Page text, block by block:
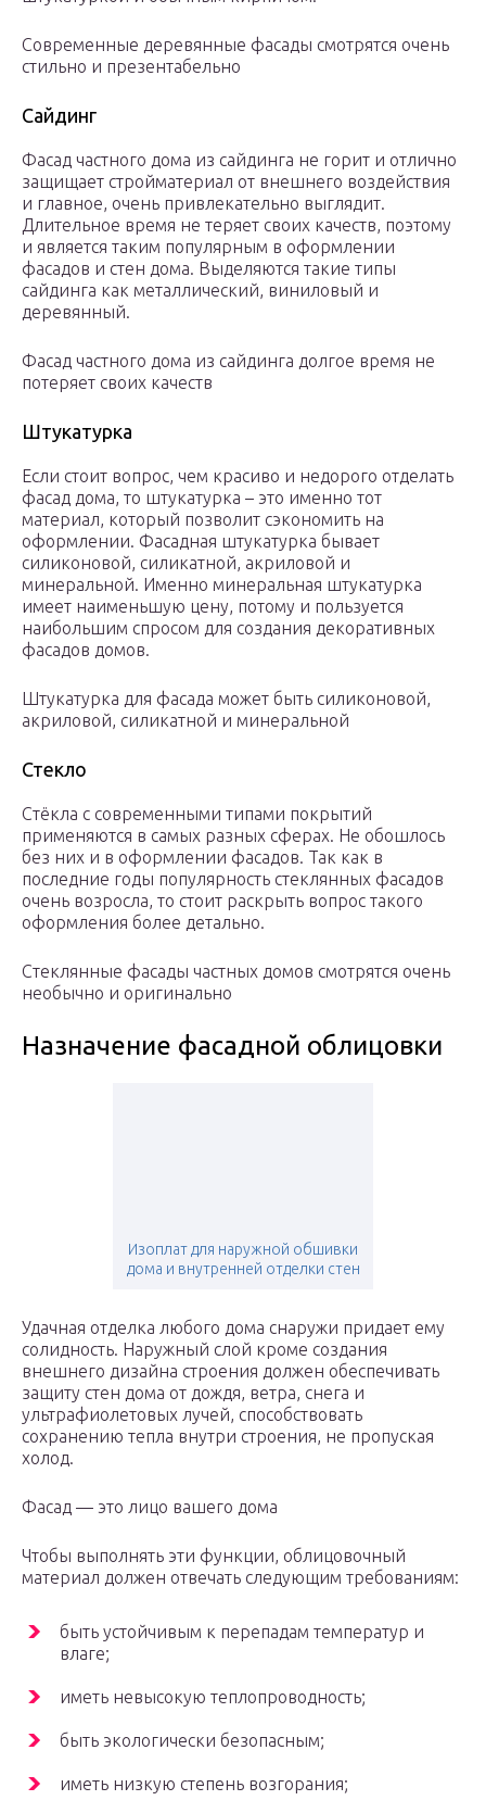
Современные деревянные фасады смотрятся очень
стильно и презентабельно
Сайдинг
Фасад частного дома из сайдинга не горит и отлично
защищает стройматериал от внешнего воздействия
и главное, очень привлекательно выглядит.
Длительное время не теряет своих качеств, поэтому
и является таким популярным в оформлении
фасадов и стен дома. Выделяются такие типы
сайдинга как металлический, виниловый и
деревянный.
Фасад частного дома из сайдинга долгое время не
потеряет своих качеств
Штукатурка
Если стоит вопрос, чем красиво и недорого отделать
фасад дома, то штукатурка – это именно тот
материал, который позволит сэкономить на
оформлении. Фасадная штукатурка бывает
силиконовой, силикатной, акриловой и
минеральной. Именно минеральная штукатурка
имеет наименьшую цену, потому и пользуется
наибольшим спросом для создания декоративных
фасадов домов.
Штукатурка для фасада может быть силиконовой,
акриловой, силикатной и минеральной
Стекло
Стёкла с современными типами покрытий
применяются в самых разных сферах. Не обошлось
без них и в оформлении фасадов. Так как в
последние годы популярность стеклянных фасадов
очень возросла, то стоит раскрыть вопрос такого
оформления более детально.
Стеклянные фасады частных домов смотрятся очень
необычно и оригинально
Назначение фасадной облицовки
Изоплат для наружной обшивки
дома и внутренней отделки стен
Удачная отделка любого дома снаружи придает ему
солидность. Наружный слой кроме создания
внешнего дизайна строения должен обеспечивать
защиту стен дома от дождя, ветра, снега и
ультрафиолетовых лучей, способствовать
сохранению тепла внутри строения, не пропуская
холод.
Фасад — это лицо вашего дома
Чтобы выполнять эти функции, облицовочный
материал должен отвечать следующим требованиям:
быть устойчивым к перепадам температур и
влаге;
иметь невысокую теплопроводность;
быть экологически безопасным;
иметь низкую степень возгорания;